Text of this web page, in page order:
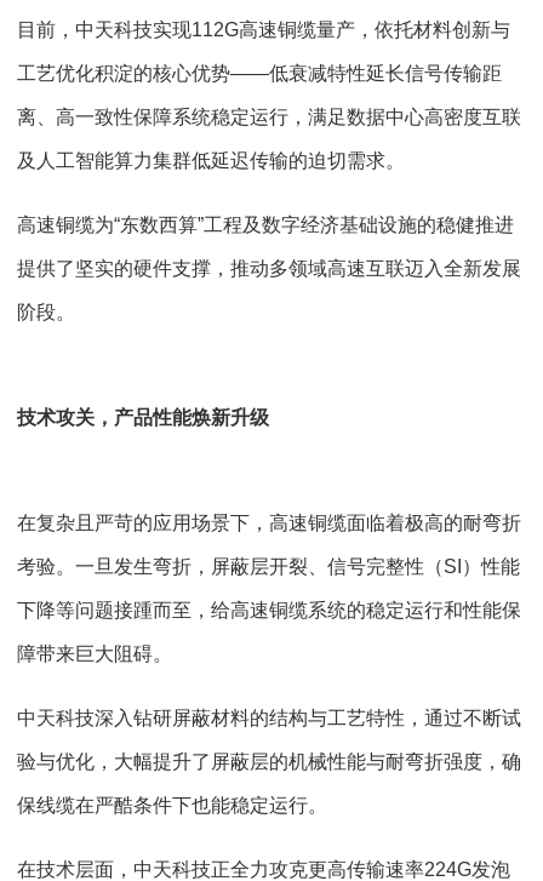
目前，中天科技实现112G高速铜缆量产，依托材料创新与
工艺优化积淀的核心优势——低衰减特性延长信号传输距
离、高一致性保障系统稳定运行，满足数据中心高密度互联
及人工智能算力集群低延迟传输的迫切需求。
高速铜缆为“东数西算”工程及数字经济基础设施的稳健推进
提供了坚实的硬件支撑，推动多领域高速互联迈入全新发展
阶段。
技术攻关，产品性能焕新升级
在复杂且严苛的应用场景下，高速铜缆面临着极高的耐弯折
考验。一旦发生弯折，屏蔽层开裂、信号完整性（SI）性能
下降等问题接踵而至，给高速铜缆系统的稳定运行和性能保
障带来巨大阻碍。
中天科技深入钻研屏蔽材料的结构与工艺特性，通过不断试
验与优化，大幅提升了屏蔽层的机械性能与耐弯折强度，确
保线缆在严酷条件下也能稳定运行。
在技术层面，中天科技正全力攻克更高传输速率224G发泡